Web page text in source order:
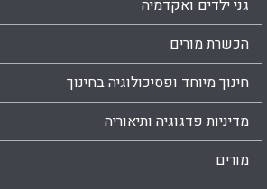
גני ילדים ואקדמיה
הכשרת מורים
חינוך מיוחד ופסיכולוגיה בחינוך
מדיניות פדגוגיה ותיאוריה
מורים